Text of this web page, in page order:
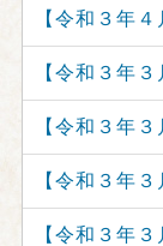
【令和３年
【令和３年
【令和３年
【令和３年
【令和３年